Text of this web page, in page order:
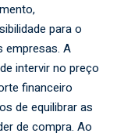
para o
empresas. A
intervir no preço
financeiro
de equilibrar as
de compra. Ao